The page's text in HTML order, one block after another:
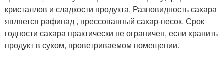
кристаллов и сладкости продукта. Разновидность сахара
является рафинад , прессованный сахар-песок. Срок
годности сахара практически не ограничен, если хранить
продукт в сухом, проветриваемом помещении.